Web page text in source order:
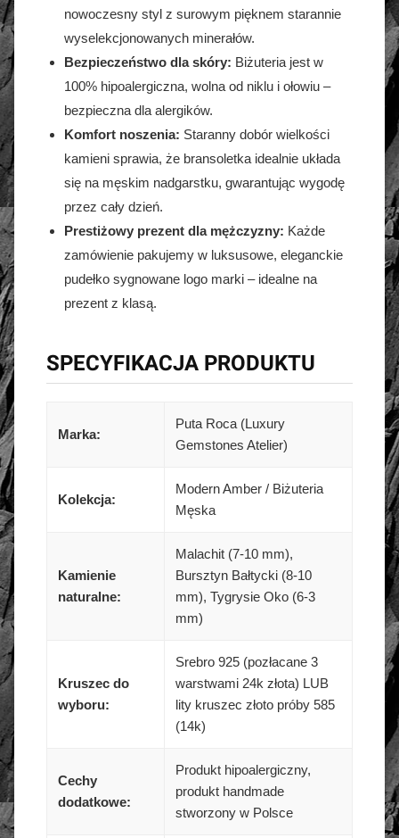
nowoczesny styl z surowym pięknem starannie
wyselekcjonowanych minerałów.
Bezpieczeństwo dla skóry: Biżuteria jest w
100% hipoalergiczna, wolna od niklu i ołowiu –
bezpieczna dla alergików.
Komfort noszenia: Staranny dobór wielkości
kamieni sprawia, że bransoletka idealnie układa
się na męskim nadgarstku, gwarantując wygodę
przez cały dzień.
Prestiżowy prezent dla mężczyzny: Każde
zamówienie pakujemy w luksusowe, eleganckie
pudełko sygnowane logo marki – idealne na
prezent z klasą.
SPECYFIKACJA PRODUKTU
Marka:
Puta Roca (Luxury
Gemstones Atelier)
Kolekcja:
Modern Amber / Biżuteria
Męska
Kamienie
naturalne:
Malachit (7-10 mm),
Bursztyn Bałtycki (8-10
mm), Tygrysie Oko (6-3
mm)
Kruszec do
wyboru:
Srebro 925 (pozłacane 3
warstwami 24k złota) LUB
lity kruszec złoto próby 585
(14k)
Cechy
dodatkowe:
Produkt hipoalergiczny,
produkt handmade
stworzony w Polsce